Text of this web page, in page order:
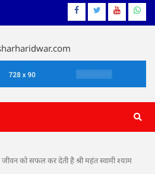
Facebook
TwitterYouTube
को सफल कर देती है श्री महंत स्वामी श्याम